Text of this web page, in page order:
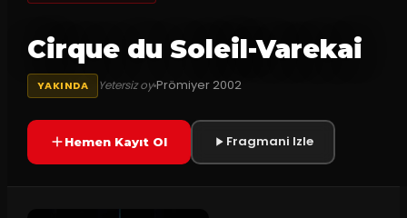
Cirque du Soleil-Varekai
YAKINDA Yetersiz oyPrömiyer2002
Hemen Kayıt Ol Fragmani Izle